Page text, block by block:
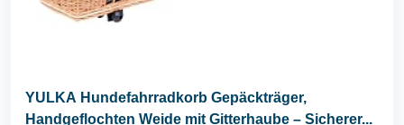
YULKA Hundefahrradkorb Gepäckträger,
Handgeflochten Weide mit Gitterhaube – Sicherer...